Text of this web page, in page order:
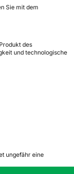
Sie mit dem
des
und technologische
ungefähr eine